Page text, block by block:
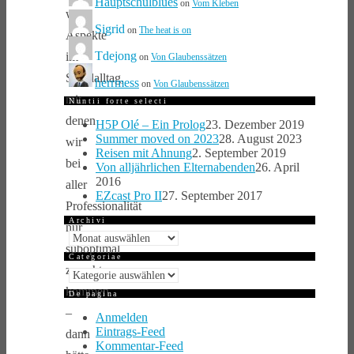
wir
Aspekte
im
Schulalltag,
mit
denen
wir
bei
aller
Professionalität
nur
suboptimal
zurecht
kommen
–
dann
on Vom Kleben
Sigrid on The heat is on
Tdejong on Von Glaubenssätzen
herrmess on Von Glaubenssätzen
Nuntii forte selecti
H5P Olé – Ein Prolog23. Dezember 2019
Summer moved on 202328. August 2023
Reisen mit Ahnung2. September 2019
Von alljährlichen Elternabenden26. April
2016
EZcast Pro II27. September 2017
Archivi
Archivi
Categoriae
Categoriae
De pagina
Anmelden
Eintrags-Feed
Kommentar-Feed